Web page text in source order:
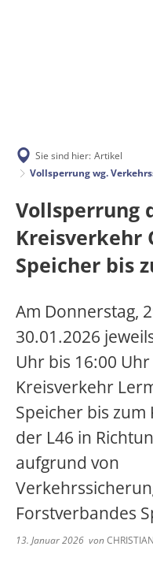
Stellenangebote
Anschrift /
Mitarbeiter
Verbandsgemeinde
Unsere Gemeinden
Bildung & Soziales
Büchereien
Jugendpfleger
Schulen
Kindertagesstätten
Volkshochschule
Tourismus &
Museum Speicher
Vereine
Ehrenamtskarte
Schwimmbad
Veranstaltungskalender
Elektronische
Sie sind hier: Artikel
Vollsperrung wg.
Vollsperrung
Kreisverkehr
Speicher bis
Am Donnerstag,
30.01.2026
Uhr bis 16:00
Kreisverkehr
Speicher bis
der L46 in
aufgrund von
Forstverbandes
13. Januar 2026 von